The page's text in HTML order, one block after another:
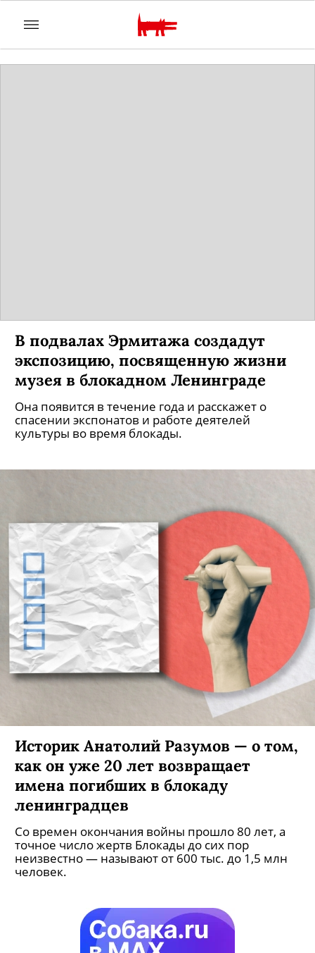
В подвалах Эрмитажа создадут
экспозицию, посвященную жизни
музея в блокадном Ленинграде
Она появится в течение года и расскажет о
спасении экспонатов и работе деятелей
Историк Анатолий Разумов — о том,
как он уже 20 лет возвращает
имена погибших в блокаду
ленинградцев
Со времен окончания войны прошло 80 лет, а
точное число жертв Блокады до сих пор
неизвестно — называют от 600 тыс. до 1,5 млн